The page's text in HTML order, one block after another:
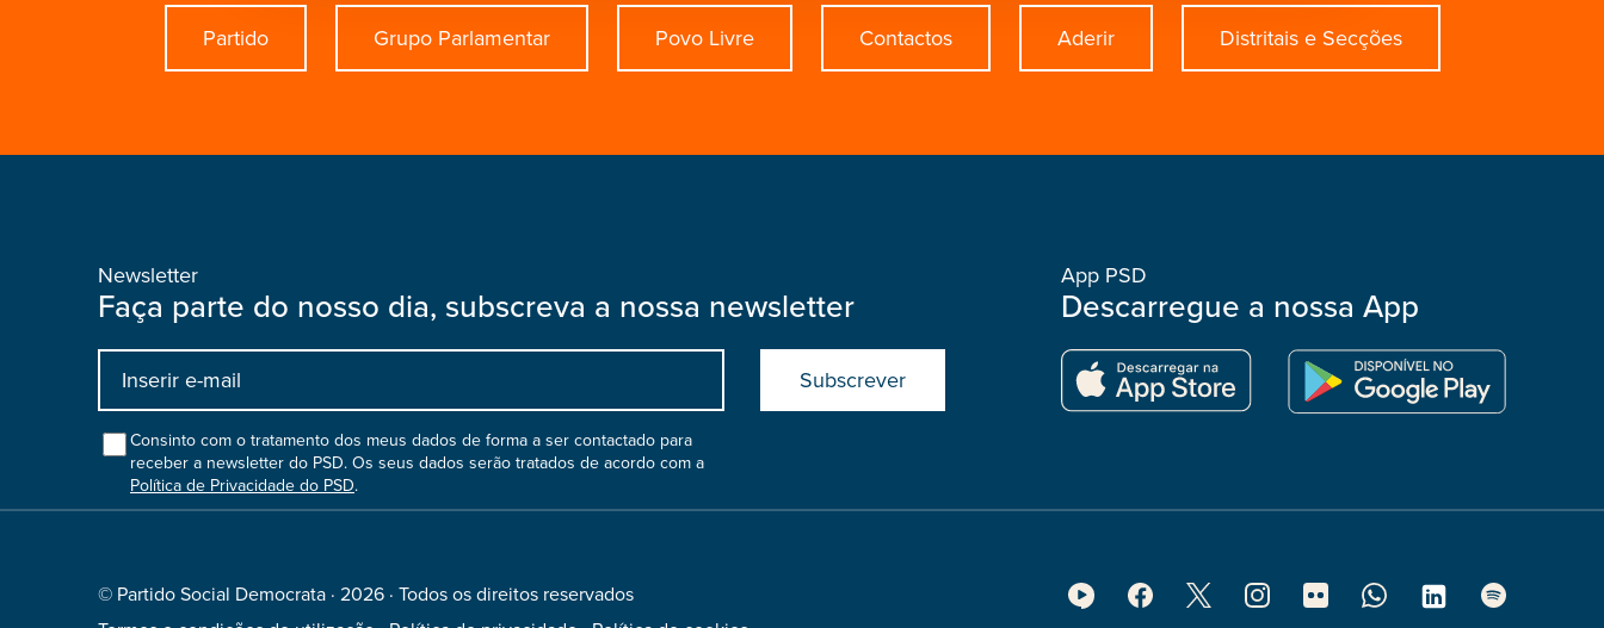
Partido Grupo Parlamentar Povo Livre Contactos Aderir Distritais e Secções
Newsletter
Faça parte do nosso dia, subscreva a nossa newsletter
Input
bootstrap
colConsinto com o tratamento dos meus dados de forma a ser contactado para
receber a newsletter do PSD. Os seus dados serão tratados de acordo com a
Política de Privacidade do PSD.
Submit
boostrap
App PSD
Descarregue a nossa App
© Partido Social Democrata · 2026 · Todos os direitos reservados